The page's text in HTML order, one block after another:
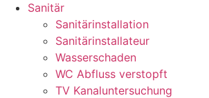
Sanitär
Sanitärinstallation
Sanitärinstallateur
Wasserschaden
WC Abfluss verstopft
TV Kanaluntersuchung